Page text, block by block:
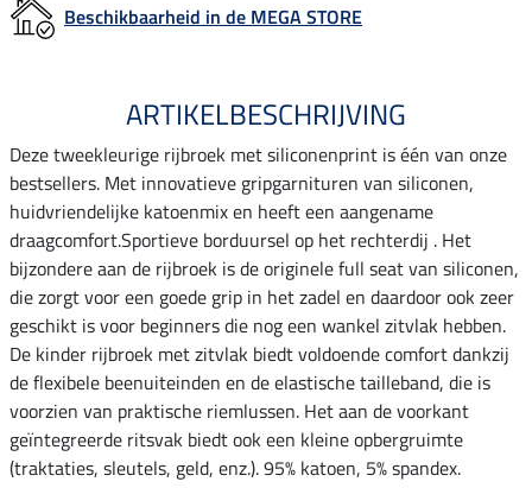
Beschikbaarheid in de MEGA STORE
ARTIKELBESCHRIJVING
Deze tweekleurige rijbroek met siliconenprint is één van onze
bestsellers. Met innovatieve gripgarnituren van siliconen,
huidvriendelijke katoenmix en heeft een aangename
draagcomfort.Sportieve borduursel op het rechterdij . Het
bijzondere aan de rijbroek is de originele full seat van siliconen,
die zorgt voor een goede grip in het zadel en daardoor ook zeer
geschikt is voor beginners die nog een wankel zitvlak hebben.
De kinder rijbroek met zitvlak biedt voldoende comfort dankzij
de flexibele beenuiteinden en de elastische tailleband, die is
voorzien van praktische riemlussen. Het aan de voorkant
geïntegreerde ritsvak biedt ook een kleine opbergruimte
(traktaties, sleutels, geld, enz.). 95% katoen, 5% spandex.